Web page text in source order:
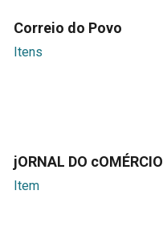
Correio do Povo
Itens
jORNAL DO cOMÉRCIO
Item